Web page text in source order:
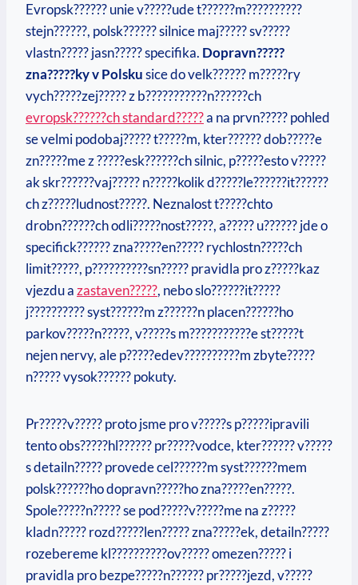
Evropsk?????? unie v?????ude t??????m??????????
stejn??????, polsk?????? silnice maj????? sv?????
vlastn????? jasn????? specifika. Dopravn?????
zna?????ky v Polskusice do velk?????? m?????ry
vych?????zej????? z b???????????n??????ch
evropsk??????ch standard?????a na prvn????? pohled
se velmi podobaj????? t?????m, kter?????? dob?????e
zn?????me z ?????esk??????ch silnic, p?????esto v?????
ak skr??????vaj????? n?????kolik d?????le??????it??????
ch z?????ludnost?????. Neznalost t?????chto
drobn??????ch odli?????nost?????, a????? u?????? jde o
specifick?????? zna?????en????? rychlostn?????ch
limit?????, p??????????sn????? pravidla pro z?????kaz
vjezdu azastaven?????, nebo slo??????it?????
j?????????? syst??????m z??????n placen??????ho
parkov?????n?????, v?????s m???????????e st?????t
nejen nervy, ale p?????edev??????????m zbyte?????
n????? vysok?????? pokuty.
Pr?????v????? proto jsme pro v?????s p?????ipravili
tento obs?????hl?????? pr?????vodce, kter?????? v?????
s detailn????? provede cel??????m syst??????mem
polsk??????ho dopravn?????ho zna?????en?????.
Spole?????n????? se pod?????v?????me na z?????
kladn????? rozd?????len????? zna?????ek, detailn?????
rozebereme kl??????????ov????? omezen????? i
pravidla pro bezpe?????n?????? pr?????jezd, v?????